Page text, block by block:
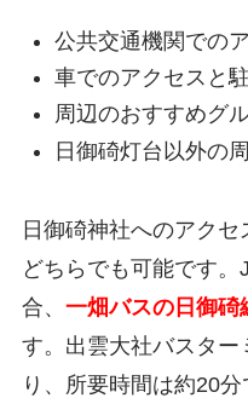
公共交通機関での
車でのアクセスと
周辺のおすすめグ
日御碕灯台以外の
日御碕神社へのアク
どちらでも可能です
合、 一畑バスの日御碕
す。出雲大社バスタ
り、所要時間は約20